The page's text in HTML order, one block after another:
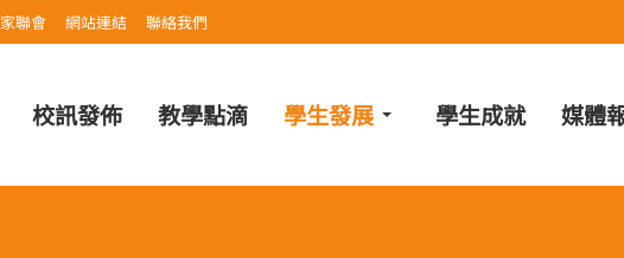
家聯會 網站連結 聯絡我們
校訊發佈 教學點滴 學生發展 學生成就 媒體